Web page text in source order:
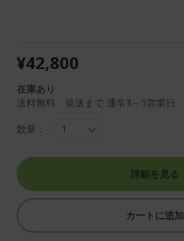
¥42,800
在庫あり
送料無料 発送まで 通常3～5営業日
数量：
詳細を見る
カートに追加